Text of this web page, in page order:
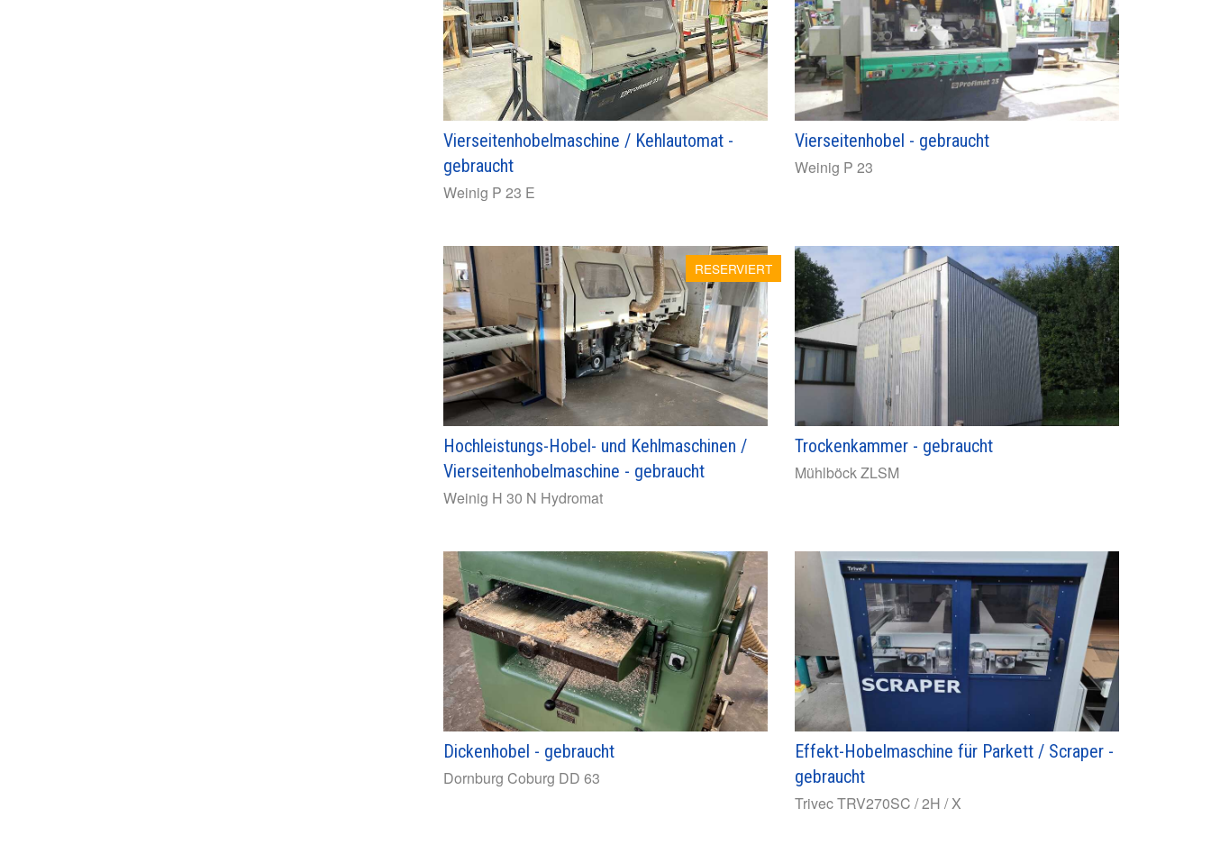
Vierseitenhobelmaschine / Kehlautomat -
gebraucht
Weinig P 23 E
Vierseitenhobel - gebraucht
Weinig P 23
RESERVIERT
Hochleistungs-Hobel- und Kehlmaschinen /
Vierseitenhobelmaschine - gebraucht
Weinig H 30 N Hydromat
Trockenkammer - gebraucht
MühlböckZLSM
Dickenhobel - gebraucht
Dornburg Coburg DD 63
Effekt-Hobelmaschine für Parkett / Scraper -
gebraucht
TrivecTRV270SC / 2H / X